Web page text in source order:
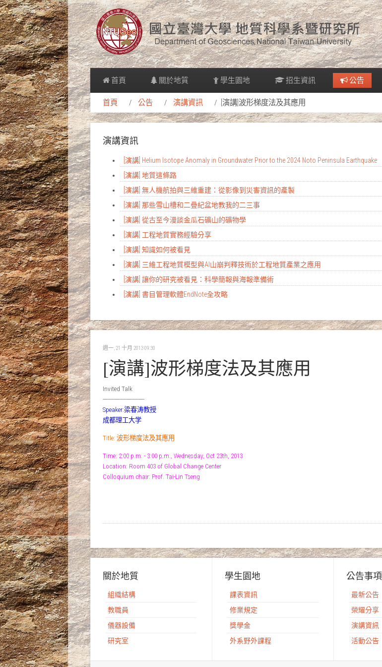
首頁 關於地質 學生園地 招生資訊 公告
首頁 公告 演講資訊 [演講]波形梯度法及其應用
演講資訊
[演講] Helium Isotope Anomaly in Groundwater Prior to the 2024 Noto Peninsula Earthquake
[演講] 地質這條路
[演講] 無人機航拍與三維重建：從影像到災害資訊的產製
[演講] 那些雪山槽和二疊紀盆地教我的二三事
[演講] 從古至今漫談金瓜石礦山的礦物學
[演講] 工程地質實務經驗分享
[演講] 知識如何被看見
[演講] 三維工程地質模型與AI山崩判釋技術於工程地質產業之應用
[演講] 讓你的研究被看見：科學簡報與海報準備術
[演講] 書目管理軟體EndNote全攻略
週一, 21 十月 2013 09:30
[演講]波形梯度法及其應用
Invited Talk
----------------------------
Speaker:梁春涛教授
成都理工大学
Title: 波形梯度法及其應用
Time: 2:00 p.m. - 3:00 p.m., Wednesday, Oct 23th, 2013
Location: Room 403 of Global Change Center
Colloquium chair: Prof. Tai-Lin Tseng
關於地質
組織結構
教職員
儀器設備
研究室
學生園地
課表資訊
修業規定
獎學金
外系野外課程
公告事項
最新公告
榮耀分享
演講資訊
活動公告